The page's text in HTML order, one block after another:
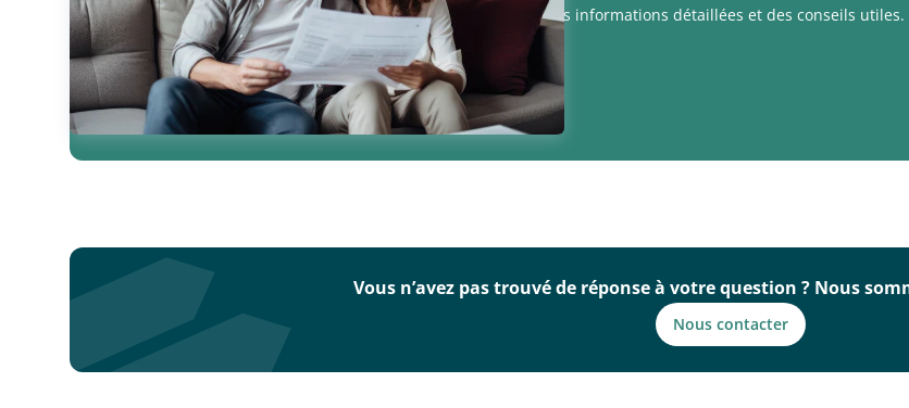
Consultez nos articles pour des informations détaillées et des conseils utiles.
Consulter nos articles
Vous n’avez pas trouvé de réponse à votre question ? Nous
Nous contacter